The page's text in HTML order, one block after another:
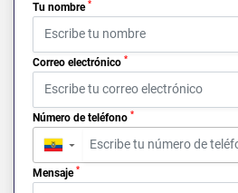
Tu nombre *
Correo electrónico *
Número de teléfono *
▼
Mensaje *